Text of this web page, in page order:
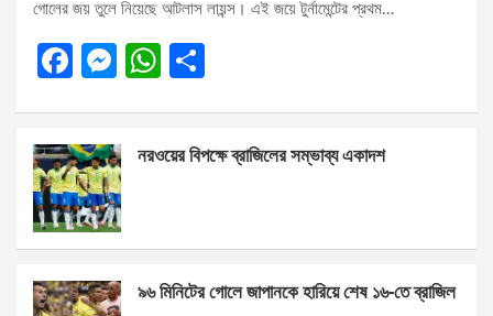
গোলের জয় তুলে নিয়েছে আটলাস লায়ন্স। এই জয়ে টুর্নামেন্টের প্রথম…
F
b
o
o
k
M
n
g
er
W
s
p
e
নরওয়ের বিপক্ষে ব্রাজিলের সম্ভাব্য একাদশ
৯৬ মিনিটের গোলে জাপানকে হারিয়ে শেষ ১৬-তে ব্রাজিল